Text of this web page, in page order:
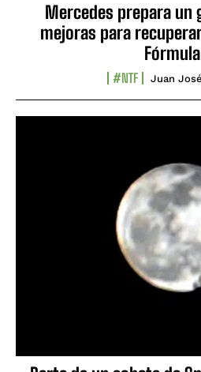
Mercedes prepara un
mejoras para
Fórmula
#NTF Juan